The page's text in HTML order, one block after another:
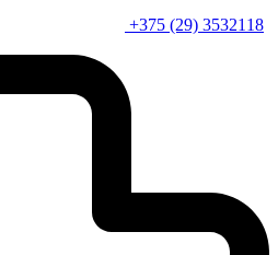
+375 (29) 3532118